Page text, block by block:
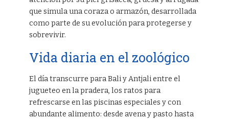
que simula una coraza o armazón, desarrollada
como parte de su evolución para protegerse y
sobrevivir.
Vida diaria en el zoológico
El día transcurre para Bali y Antjali entre el
jugueteo en la pradera, los ratos para
refrescarse en las piscinas especiales y con
abundante alimento: desde avena y pasto hasta